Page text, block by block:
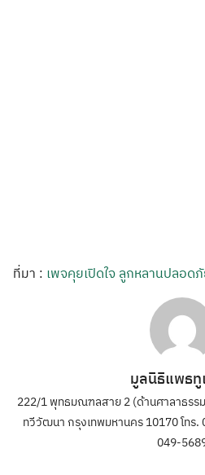
ที่มา : เพจคุยเปิดใจ ลูกหลานปลอด
มูลนิธิแพธทู
222/1 พุทธมณฑลสาย 2 (ด้านศาลาธรร
ทวีวัฒนา กรุงเทพมหานคร 10170 โทร
049-